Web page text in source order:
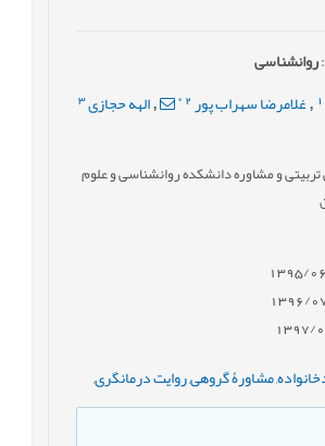
روانشناسی
, غلامرضا سهراب پور 2
*
,الهه حجازی 3
و مشاوره دانشکده روانشناسی و علوم
,مشاورۀ گروهی,روایت درمانگری,